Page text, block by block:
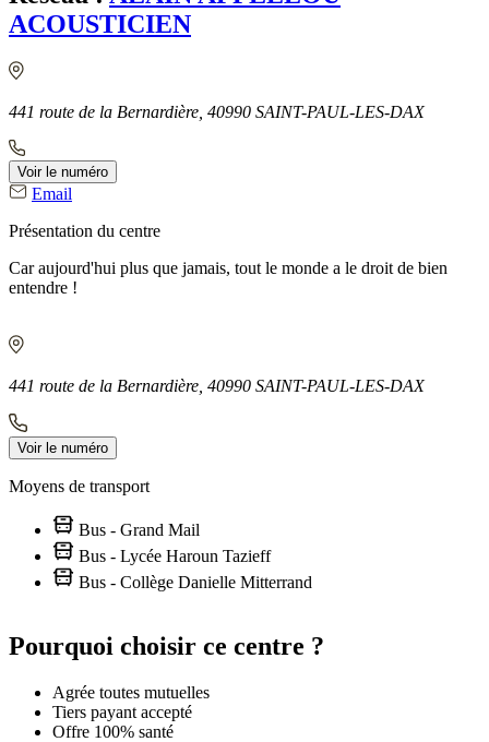
ACOUSTICIEN
441 route de la Bernardière, 40990 SAINT-PAUL-LES-DAX
Voir le numéro
Email
Présentation du centre
Car aujourd'hui plus que jamais, tout le monde a le droit de bien
entendre !
441 route de la Bernardière, 40990 SAINT-PAUL-LES-DAX
Voir le numéro
Moyens de transport
Bus - Grand Mail
Bus - Lycée Haroun Tazieff
Bus - Collège Danielle Mitterrand
+
Pourquoi choisir ce centre ?
Agrée toutes mutuelles
Tiers payant accepté
Offre 100% santé